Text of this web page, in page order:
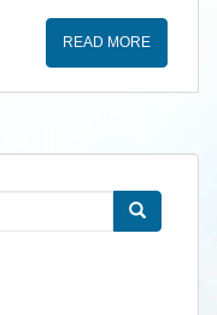
READ MORE